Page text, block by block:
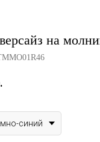
на
синий